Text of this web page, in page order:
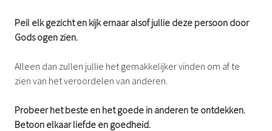
Peil elk gezicht en kijk ernaar alsof jullie deze persoon door
Gods ogen zien.
Alleen dan zullen jullie het gemakkelijker vinden om af te
zien van het veroordelen van anderen.
Probeer het beste en het goede in anderen te ontdekken.
Betoon elkaar liefde en goedheid.